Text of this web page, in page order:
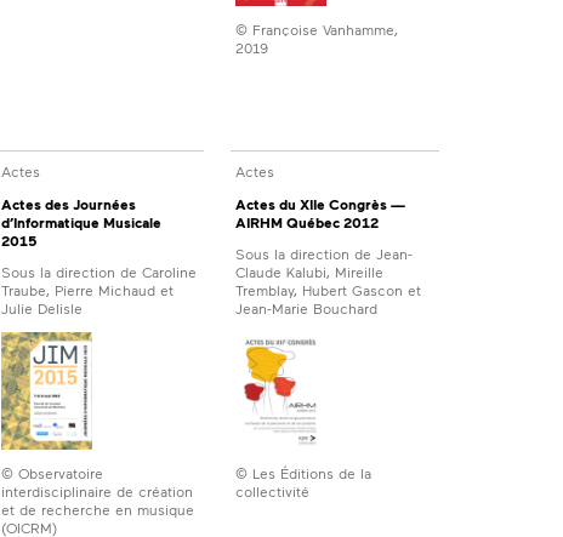
© Françoise Vanhamme,
2019
Actes
Actes des Journées
d’Informatique Musicale
2015
Sous la direction de Caroline
Traube, Pierre Michaud et
Julie Delisle
© Observatoire
interdisciplinaire de création
et de recherche en musique
(OICRM)
Actes
Actes du XIIe Congrès —
AIRHM Québec 2012
Sous la direction de Jean-
Claude Kalubi, Mireille
Tremblay, Hubert Gascon et
Jean-Marie Bouchard
© Les Éditions de la
collectivité